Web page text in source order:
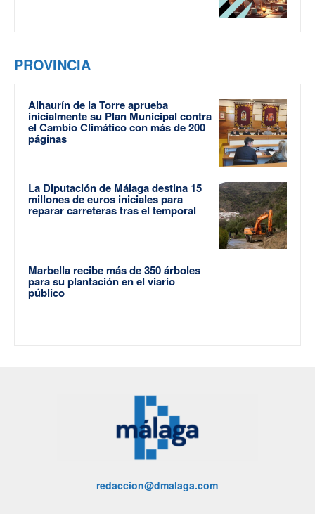
PROVINCIA
Alhaurín de la Torre aprueba
inicialmente su Plan Municipal contra
el Cambio Climático con más de 200
páginas
La Diputación de Málaga destina 15
millones de euros iniciales para
reparar carreteras tras el temporal
Marbella recibe más de 350 árboles
para su plantación en el viario
público
redaccion@dmalaga.com